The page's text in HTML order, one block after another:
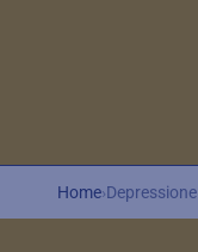
Home›Depressione